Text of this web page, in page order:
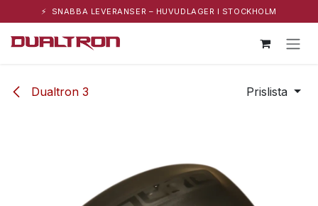
⚡ SNABBA LEVERANSER – HUVUDLAGER I STOCKHOLM
Dualtron 3 Prislista